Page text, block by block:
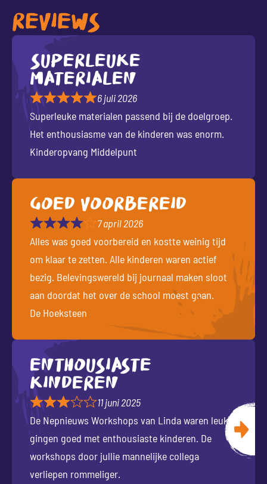
REVIEWS
Superleuke
materialen
6 juli 2026
Superleuke materialen passend bij de doelgroep.
Het enthousiasme van de kinderen was enorm.
Kinderopvang Middelpunt
Goed voorbereid
7 april 2026
Alles was goed voorbereid en kostte weinig tijd
om klaar te zetten. Alle kinderen waren actief
bezig. Belevingswereld bij journaal maken sloot
aan doordat het over de school moest gaan.
De Hoeksteen
Enthousiaste
kinderen
11 juni 2025
De Nepnieuws Workshops van Linda waren leuk,
gingen goed met enthousiaste kinderen. De
workshops door jullie mannelijke collega
verliepen rommeliger.